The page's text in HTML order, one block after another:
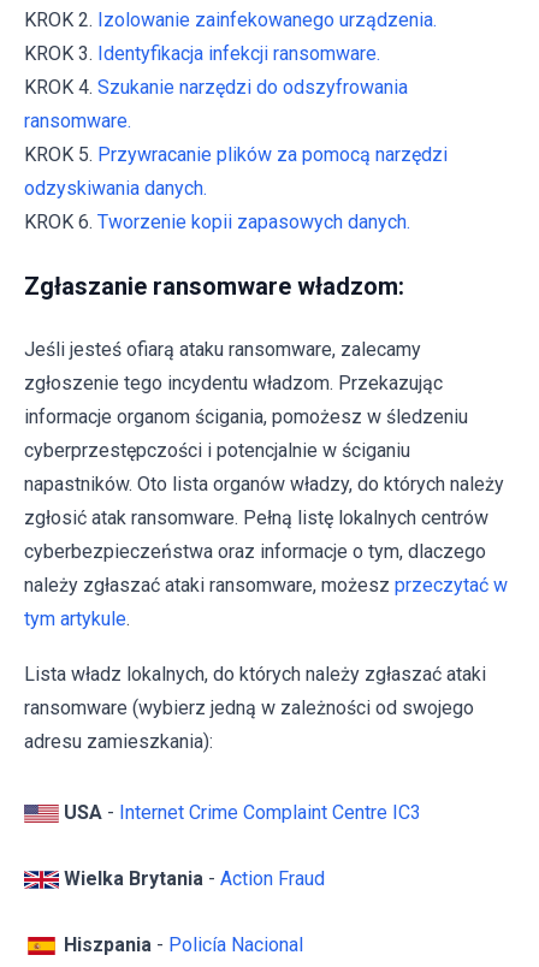
KROK 2. Izolowanie zainfekowanego urządzenia.
KROK 3. Identyfikacja infekcji ransomware.
KROK 4. Szukanie narzędzi do odszyfrowania
ransomware.
KROK 5. Przywracanie plików za pomocą narzędzi
odzyskiwania danych.
KROK 6. Tworzenie kopii zapasowych danych.
Zgłaszanie ransomware władzom:
Jeśli jesteś ofiarą ataku ransomware, zalecamy
zgłoszenie tego incydentu władzom. Przekazując
informacje organom ścigania, pomożesz w śledzeniu
cyberprzestępczości i potencjalnie w ściganiu
napastników. Oto lista organów władzy, do których należy
zgłosić atak ransomware. Pełną listę lokalnych centrów
cyberbezpieczeństwa oraz informacje o tym, dlaczego
należy zgłaszać ataki ransomware, możesz przeczytać w
tym artykule.
Lista władz lokalnych, do których należy zgłaszać ataki
ransomware (wybierz jedną w zależności od swojego
adresu zamieszkania):
USA - Internet Crime Complaint Centre IC3
Wielka Brytania - Action Fraud
Hiszpania - Policía Nacional